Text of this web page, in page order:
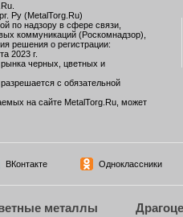
Ру (MetalTorg.Ru)
по надзору в сфере связи,
коммуникаций (Роскомнадзор),
решения о регистрации:
2023 г.
рынка черных, цветных и
с обязательной
на сайте MetalTorg.Ru, может
ВКонтакте Одноклассники
металлы